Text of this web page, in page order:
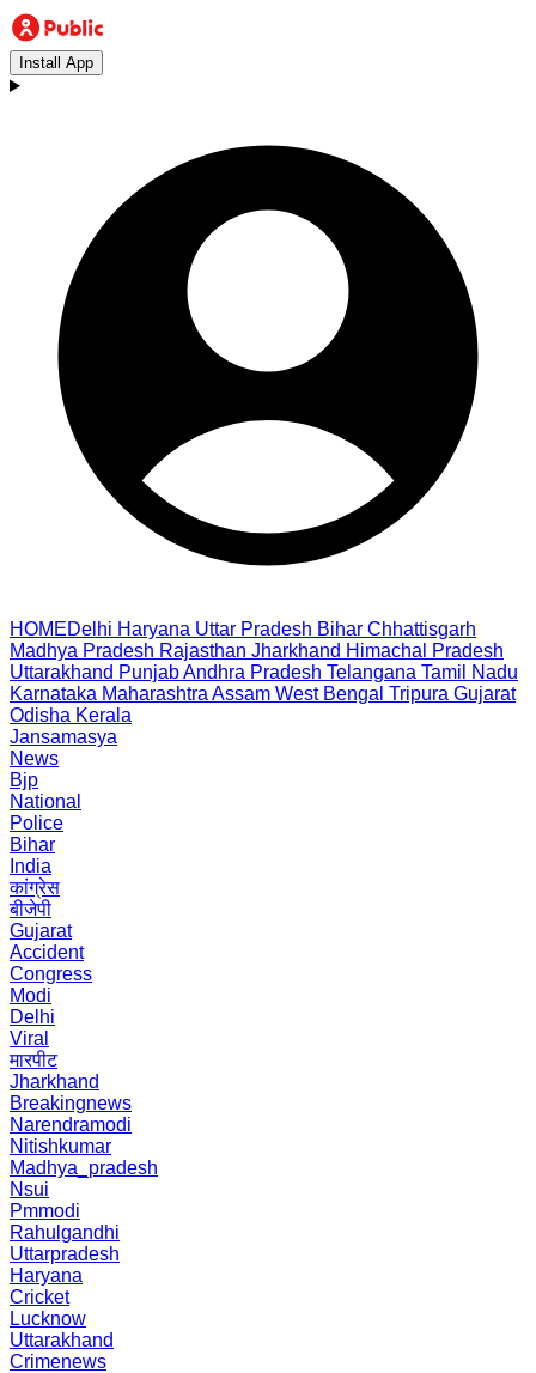
Install App
HOMEDelhi Haryana Uttar Pradesh Bihar Chhattisgarh
Madhya Pradesh Rajasthan Jharkhand Himachal Pradesh
Uttarakhand PunjabAndhra Pradesh Telangana Tamil Nadu
Karnataka Maharashtra Assam West Bengal Tripura Gujarat
Odisha Kerala
Jansamasya
News
Bjp
National
Police
Bihar
India
कांग्रेस
बीजेपी
Gujarat
Accident
Congress
Modi
Delhi
Viral
मारपीट
Jharkhand
Breakingnews
Narendramodi
Nitishkumar
Madhya_pradesh
Nsui
Pmmodi
Rahulgandhi
Uttarpradesh
Haryana
Cricket
Lucknow
Uttarakhand
Crimenews